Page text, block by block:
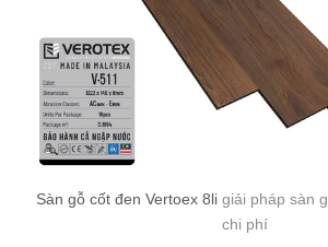
Sàn gỗ cốt đen Vertoex 8ligiải pháp sàn
chi phí